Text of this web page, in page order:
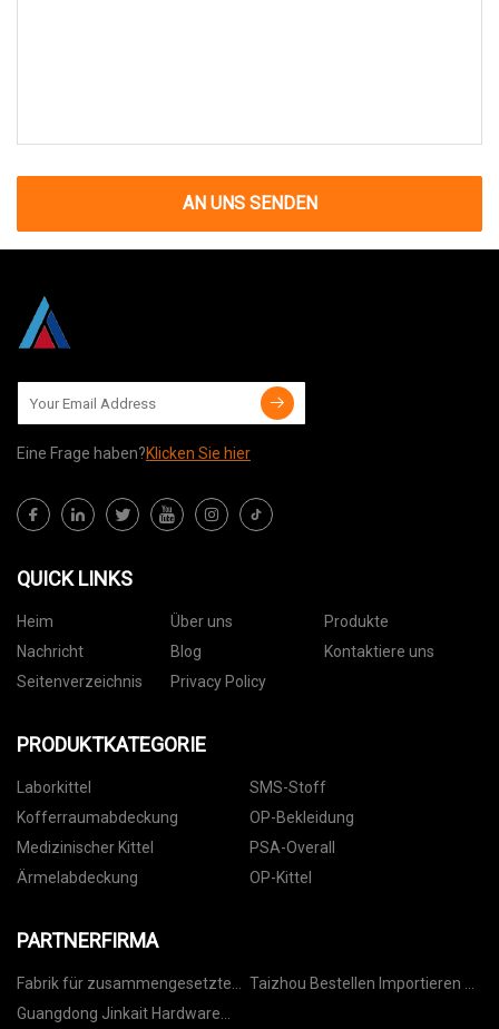
AN UNS SENDEN
Eine Frage haben?Klicken Sie hier
QUICK LINKS
Heim Über uns
Produkte
Nachricht
Blog
Kontaktiere uns
Seitenverzeichnis
Privacy Policy
PRODUKTKATEGORIE
Laborkittel
SMS-Stoff
Kofferraumabdeckung
OP-Bekleidung
Medizinischer Kittel
PSA-Overall
Ärmelabdeckung
OP-Kittel
PARTNERFIRMA
Fabrik für zusammengesetzte
Harttabletten für
Taizhou Bestellen Importieren &
Guangdong Jinkait Hardware